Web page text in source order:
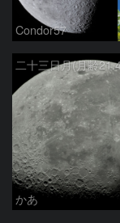
Condor57
二十三日月(月齢
かあ